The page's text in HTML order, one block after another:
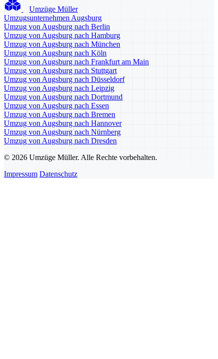
Umzüge Müller
Umzugsunternehmen Augsburg
Umzug von Augsburg nach Berlin
Umzug von Augsburg nach Hamburg
Umzug von Augsburg nach München
Umzug von Augsburg nach Köln
Umzug von Augsburg nach Frankfurt am Main
Umzug von Augsburg nach Stuttgart
Umzug von Augsburg nach Düsseldorf
Umzug von Augsburg nach Leipzig
Umzug von Augsburg nach Dortmund
Umzug von Augsburg nach Essen
Umzug von Augsburg nach Bremen
Umzug von Augsburg nach Hannover
Umzug von Augsburg nach Nürnberg
Umzug von Augsburg nach Dresden
© 2026 Umzüge Müller. Alle Rechte vorbehalten.
Impressum Datenschutz